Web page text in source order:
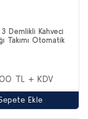
3 Demlikli Kahveci
Takımı Otomatik
TL + KDV
Ekle